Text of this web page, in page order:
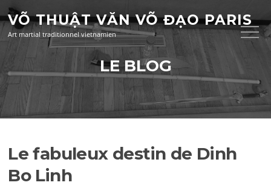
Aller
au
contenu
VÕ THUẬT VĂN VÕ ĐẠO PARIS
Art martial traditionnel vietnamien
LE BLOG
Le fabuleux destin de Dinh
Bo Linh